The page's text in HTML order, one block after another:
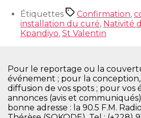
Étiquettes
Confirmation,
installation du curé, Nativité
Kpandiyo, St Valentin
Pour le reportage ou la
événement ; pour la
diffusion de vos spots ; pour vos
annonces (avis et communiqués)
bonne adresse : la 90.5 F.M.